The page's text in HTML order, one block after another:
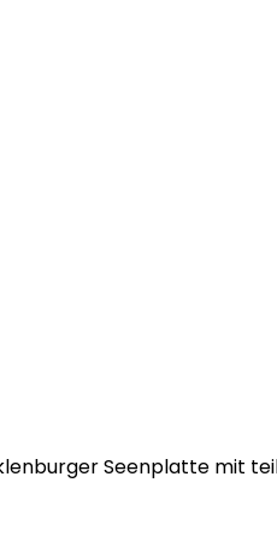
Seenplatte mit